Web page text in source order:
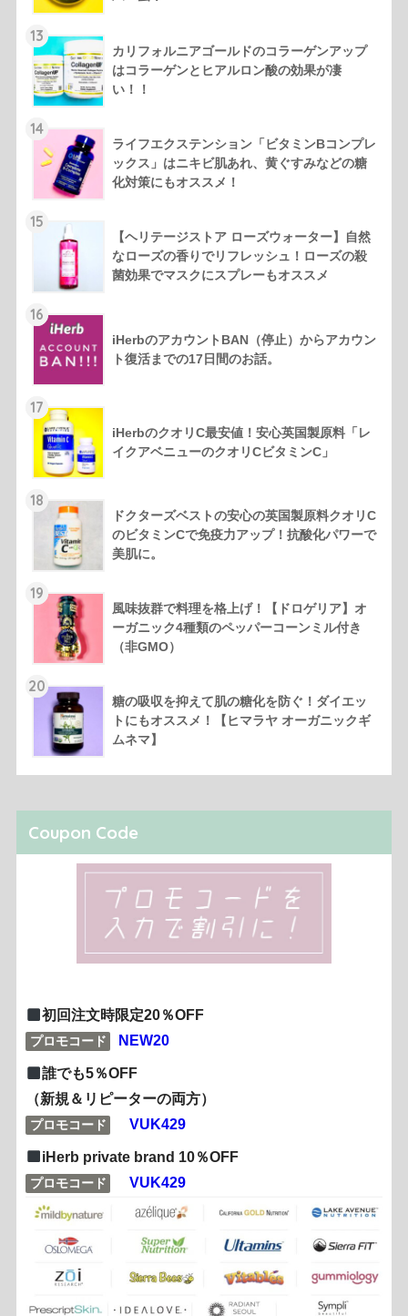
13
カリフォルニアゴールドのコラーゲンアップ
はコラーゲンとヒアルロン酸の効果が凄
い！！
14
ライフエクステンション「ビタミンBコンプレ
ックス」はニキビ肌あれ、黄ぐすみなどの糖
化対策にもオススメ！
15
【ヘリテージストア ローズウォーター】自然
なローズの香りでリフレッシュ！ローズの殺
菌効果でマスクにスプレーもオススメ
16
iHerbのアカウントBAN（停止）からアカウン
ト復活までの17日間のお話。
17
iHerbのクオリC最安値！安心英国製原料「レ
イクアベニューのクオリCビタミンC」
18
ドクターズベストの安心の英国製原料クオリC
のビタミンCで免疫力アップ！抗酸化パワーで
美肌に。
19
風味抜群で料理を格上げ！【ドロゲリア】オ
ーガニック4種類のペッパーコーンミル付き
（非GMO）
20
糖の吸収を抑えて肌の糖化を防ぐ！ダイエッ
トにもオススメ！【ヒマラヤ オーガニックギ
ムネマ】
Coupon Code
初回注文時限定20％OFF
プロモコード NEW20
誰でも5％OFF
（新規＆リピーターの両方）
プロモコード VUK429
iHerb private brand 10％OFF
プロモコード VUK429